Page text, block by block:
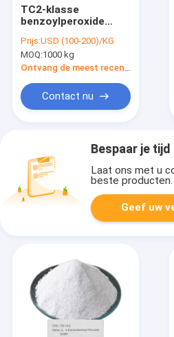
TC2-klasse
benzoylperoxide
2 C14h6cl4o4 Dcbp
Tc2
Prijs:USD (100-200)/KG
MOQ:1000 kg
Ontvang de meest recente Prijs
Contact nu
Bespaar je tijd
Laat ons met u
beste producten.
Geef uw